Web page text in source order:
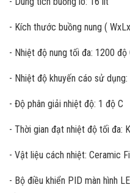
- Kích thước buồng nung (
- Nhiệt độ nung tối đa: 1200 độ
- Nhiệt độ khuyến cáo sử
- Độ phân giải nhiệt độ: 1 độ C
- Thời gian đạt nhiệt độ tối đa:
- Vật liệu cách nhiệt: Ceramic
- Bộ điều khiển PID màn hình